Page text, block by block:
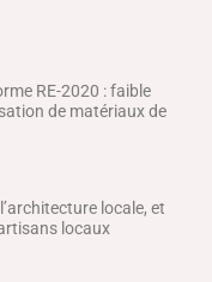
RE-2020 : faible
de matériaux de
locale, et
locaux